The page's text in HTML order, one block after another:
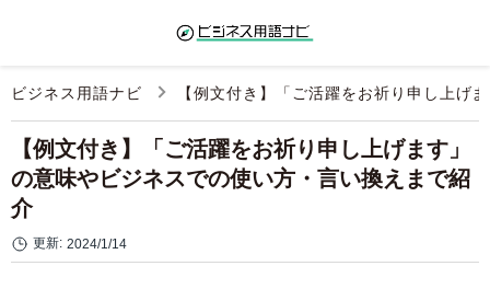
ビジネス用語ナビ 【例文付き】「ご活躍をお祈り申し上げ
【例文付き】「ご活躍をお祈り申し上げます」
の意味やビジネスでの使い方・言い換えまで紹
介
更新: 2024/1/14